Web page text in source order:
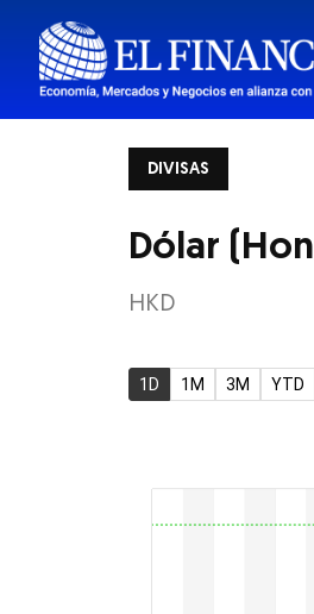
DIVISAS
Dólar
HKD
1D 1M 3M YTD